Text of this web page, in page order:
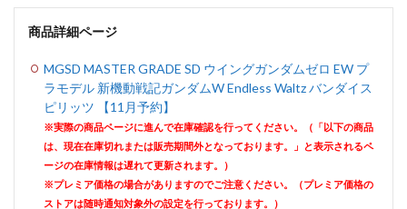
商品詳細ページ
MGSD MASTER GRADE SD ウイングガンダムゼロ EW プ
ラモデル 新機動戦記ガンダムW Endless Waltz バンダイス
ピリッツ 【11月予約】
※実際の商品ページに進んで在庫確認を行ってください。（「以下の商品
は、現在在庫切れまたは販売期間外となっております。」と表示されるペ
ージの在庫情報は遅れて更新されます。）
※プレミア価格の場合がありますのでご注意ください。（プレミア価格の
ストアは随時通知対象外の設定を行っております。）